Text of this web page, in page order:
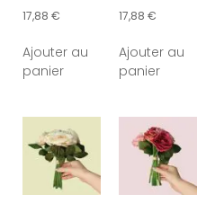
17,88 €
Ajouter au
panier
17,88 €
Ajouter au
panier